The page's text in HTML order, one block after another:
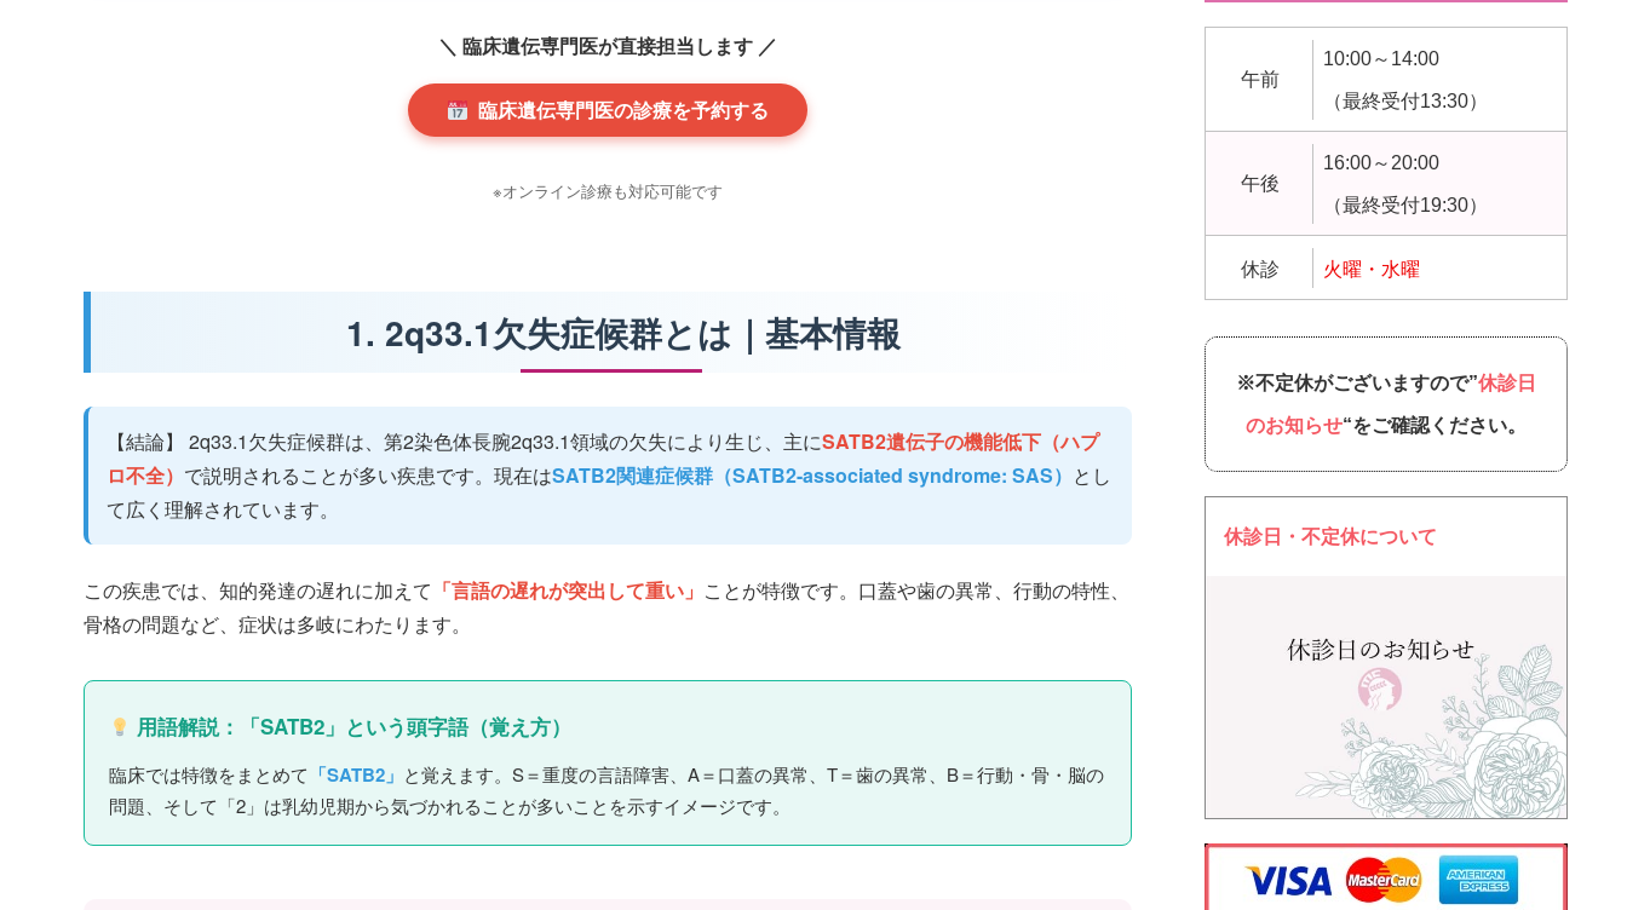
＼ 臨床遺伝専門医が直接担当します ／
臨床遺伝専門医の診療を予約する
※オンライン診療も対応可能です
1. 2q33.1欠失症候群とは｜基本情報
【結論】 2q33.1欠失症候群は、第2染色体長腕2q33.1領域の欠失により生じ、主にSATB2遺伝子の機能低下（ハプ
ロ不全） で説明されることが多い疾患です。現在はSATB2関連症候群（SATB2-associated syndrome: SAS） とし
て広く理解されています。
この疾患では、知的発達の遅れに加えて 「言語の遅れが突出して重い」 ことが特徴です。口蓋や歯の異常、行動の特性、
骨格の問題など、症状は多岐にわたります。
用語解説：「SATB2」という頭字語（覚え方）
臨床では特徴をまとめて 「SATB2」 と覚えます。S＝重度の言語障害、A＝口蓋の異常、T＝歯の異常、B＝行動・骨・脳の
問題、そして「2」は乳幼児期から気づかれることが多いことを示すイメージです。
午前
10:00～14:00
（最終受付13:30）
午後
16:00～20:00
（最終受付19:30）
休診 火曜・水曜
※不定休がございますので”休診日
のお知らせ“をご確認ください。
休診日・不定休について